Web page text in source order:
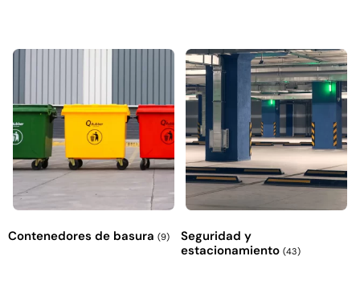
Contenedores de basura (9)
Seguridad y
estacionamiento (43)